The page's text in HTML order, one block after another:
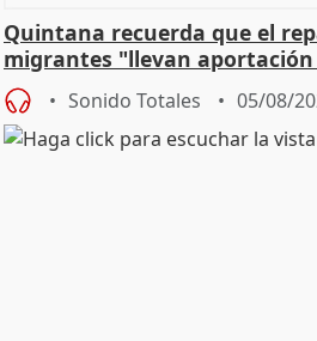
Quintana recuerda que el
migrantes "llevan
central
Sonido Totales 05/08/